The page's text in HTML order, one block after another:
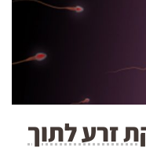
זרע לתוך